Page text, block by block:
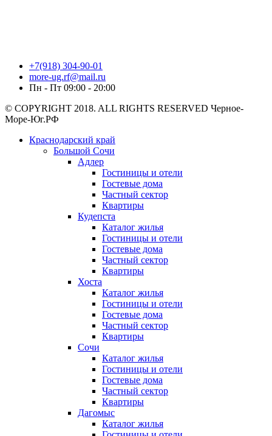
+7(918) 304-90-01
more-ug.rf@mail.ru
Пн - Пт 09:00 - 20:00
© COPYRIGHT 2018. ALL RIGHTS RESERVED Черное-
Море-Юг.РФ
Краснодарский край
Большой Сочи
Адлер
Гостиницы и отели
Гостевые дома
Частный сектор
Квартиры
Кудепста
Каталог жилья
Гостиницы и отели
Гостевые дома
Частный сектор
Квартиры
Хоста
Каталог жилья
Гостиницы и отели
Гостевые дома
Частный сектор
Квартиры
Сочи
Каталог жилья
Гостиницы и отели
Гостевые дома
Частный сектор
Квартиры
Дагомыс
Каталог жилья